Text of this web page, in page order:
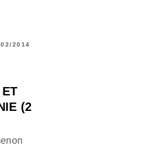
2014
(2